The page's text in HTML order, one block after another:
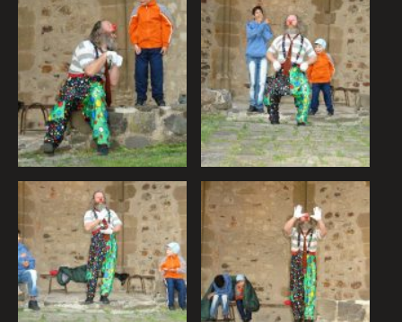
Súhlas s používaním cookies
Cookies sú malé súbory, ktoré sa dočasne ukladajú vo vašom
počítači a pomáhajú nám k lepšej užívateľskej skúsenosti na
našich stránkach. Cookies používame na poskytovanie
funkcií sociálnych sietí a na analýzu návštevnosti.